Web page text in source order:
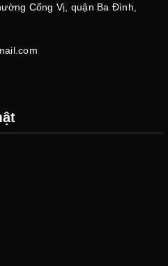
Cống Vị, quận Ba Đình,